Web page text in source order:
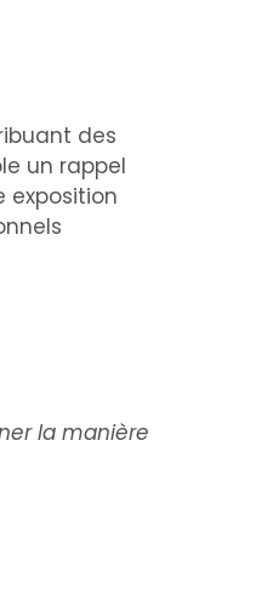
des
un rappel
exposition
la manière